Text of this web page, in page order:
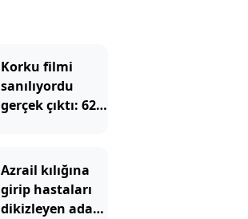
Korku filmi
sanılıyordu
gerçek çıktı: 62
Azrail kılığına
girip hastaları
dikizleyen adam